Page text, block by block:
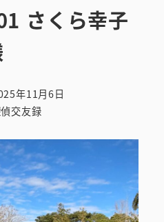
さくら幸子
年11月6日
リー
交友録